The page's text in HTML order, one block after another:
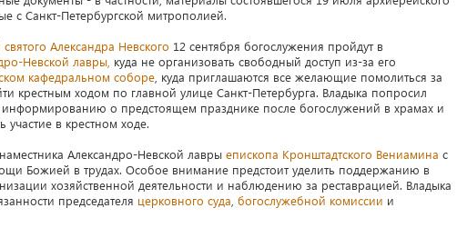
с Санкт-Петербургской митрополией.
Александра Невского 12 сентября богослужения пройдут в
Невской лавры, куда не организовать свободный доступ из-за его
кафедральном соборе , куда приглашаются все желающие помолиться за
крестным ходом по главной улице Санкт-Петербурга. Владыка попросил
о предстоящем празднике после богослужений в храмах и
в крестном ходе.
Александро-Невской лавры епископа Кронштадтского Вениамина с
Божией в трудах. Особое внимание предстоит уделить поддержанию в
хозяйственной деятельности и наблюдению за реставрацией. Владыка
председателя церковного суда богослужебной комиссии и